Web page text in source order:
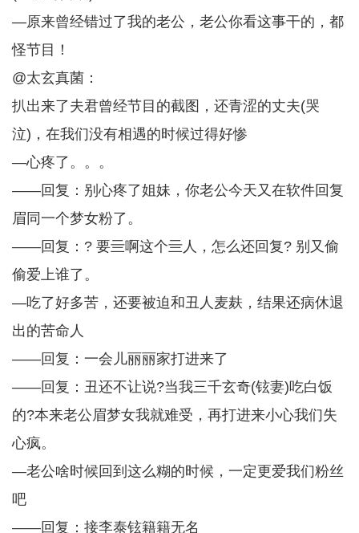
—原来曾经错过了我的老公，老公你看这事干的，都
怪节目！
@太玄真菌：
扒出来了夫君曾经节目的截图，还青涩的丈夫(哭
泣)，在我们没有相遇的时候过得好惨
—心疼了。。。
——回复：别心疼了姐妹，你老公今天又在软件回复
眉同一个梦女粉了。
——回复：? 要亖啊这个亖人，怎么还回复? 别又偷
偷爱上谁了。
—吃了好多苦，还要被迫和丑人麦麸，结果还病休退
出的苦命人
——回复：一会儿丽丽家打进来了
——回复：丑还不让说?当我三千玄奇(铉妻)吃白饭
的?本来老公眉梦女我就难受，再打进来小心我们失
心疯。
—老公啥时候回到这么糊的时候，一定更爱我们粉丝
吧
——回复：接李泰铉籍籍无名